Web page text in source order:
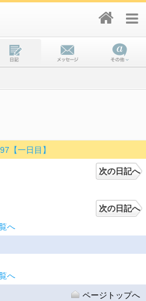
【一日目】
次の日記へ
次の日記へ
へ
へ
ページトップへ